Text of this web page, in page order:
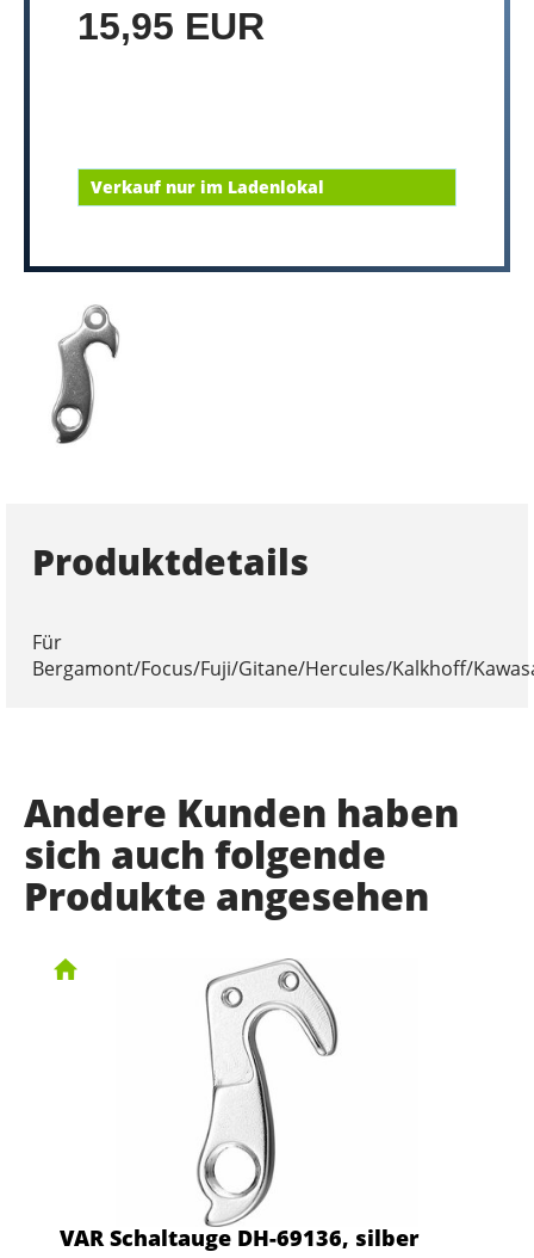
15,95 EUR
Verkauf nur im Ladenlokal
Produktdetails
Für
Bergamont/Focus/Fuji/Gitane/Hercules/Kalkhoff/
Andere Kunden haben
sich auch folgende
Produkte angesehen
VAR Schaltauge DH-69136, silber